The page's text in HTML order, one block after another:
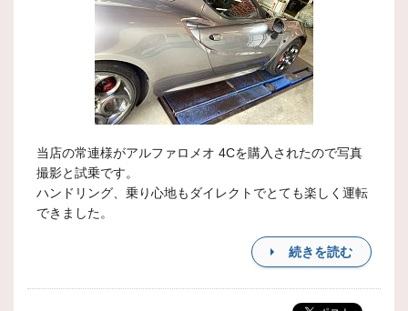
当店の常連様がアルファロメオ 4Cを購入されたので写真
撮影と試乗です。
ハンドリング、乗り心地もダイレクトでとても楽しく運転
できました。
続きを読む